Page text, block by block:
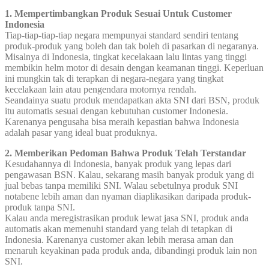
1. Mempertimbangkan Produk Sesuai Untuk Customer
Indonesia
Tiap-tiap-tiap-tiap negara mempunyai standard sendiri tentang
produk-produk yang boleh dan tak boleh di pasarkan di negaranya.
Misalnya di Indonesia, tingkat kecelakaan lalu lintas yang tinggi
membikin helm motor di desain dengan keamanan tinggi. Keperluan
ini mungkin tak di terapkan di negara-negara yang tingkat
kecelakaan lain atau pengendara motornya rendah.
Seandainya suatu produk mendapatkan akta SNI dari BSN, produk
itu automatis sesuai dengan kebutuhan customer Indonesia.
Karenanya pengusaha bisa meraih kepastian bahwa Indonesia
adalah pasar yang ideal buat produknya.
2. Memberikan Pedoman Bahwa Produk Telah Terstandar
Kesudahannya di Indonesia, banyak produk yang lepas dari
pengawasan BSN. Kalau, sekarang masih banyak produk yang di
jual bebas tanpa memiliki SNI. Walau sebetulnya produk SNI
notabene lebih aman dan nyaman diaplikasikan daripada produk-
produk tanpa SNI.
Kalau anda meregistrasikan produk lewat jasa SNI, produk anda
automatis akan memenuhi standard yang telah di tetapkan di
Indonesia. Karenanya customer akan lebih merasa aman dan
menaruh keyakinan pada produk anda, dibandingi produk lain non
SNI.